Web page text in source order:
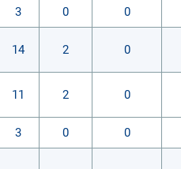
3 0 0
14 2 0
11 2 0
3 0 0